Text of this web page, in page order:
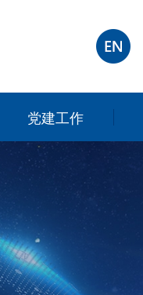
党建工作